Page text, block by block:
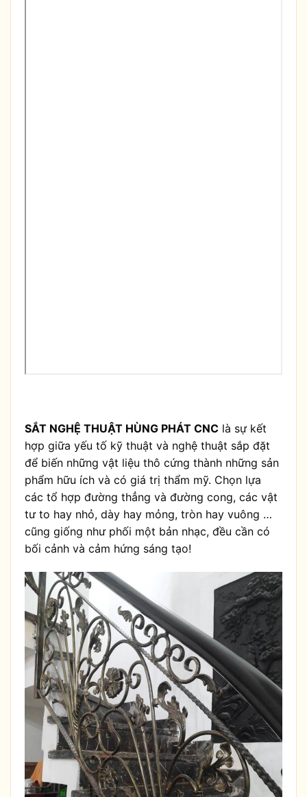
SẮT NGHỆ THUẬT HÙNG PHÁT CNC là sự kết
hợp giữa yếu tố kỹ thuật và nghệ thuật sắp đặt
để biến những vật liệu thô cứng thành những sản
phẩm hữu ích và có giá trị thẩm mỹ. Chọn lựa
các tổ hợp đường thẳng và đường cong, các vật
tư to hay nhỏ, dày hay mỏng, tròn hay vuông …
cũng giống như phối một bản nhạc, đều cần có
bối cảnh và cảm hứng sáng tạo!